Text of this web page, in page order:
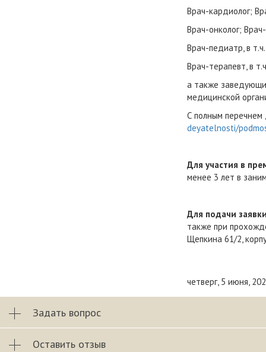
Врач-кардиолог;
Врач-онколог;
Врач-педиатр, в
Врач-терапевт, в
а также
медицинской
С полным
deyatelnosti/
Для участия в
менее 3 лет в
Для подачи
также при
Щепкина 61/2,
четверг, 5 июня,
Задать вопрос
Оставить отзыв